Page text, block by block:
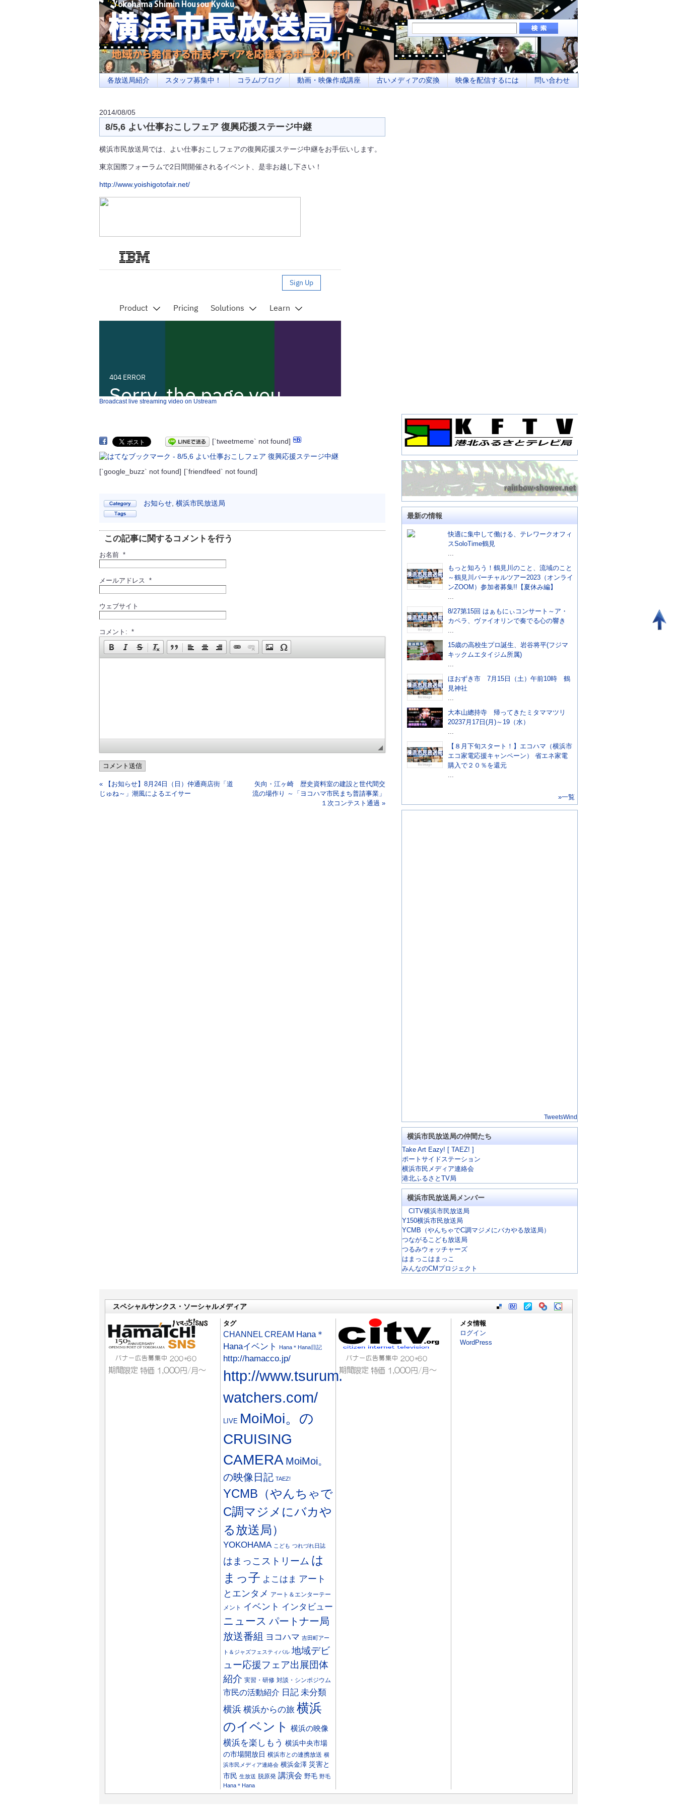
横浜の地域メディア、地域・市民・放送局・メディアを応援するポータルサイト あなたの街のイベント告知、若者参加への取り組み、地域メディアとしてのネットワーク化
を目指します
各放送局紹介 スタッフ募集中！ コラム/ブログ 動画・映像作成講座 古いメディアの変換 映像を配信するには 問い合わせ
2014/08/05
8/5,6 よい仕事おこしフェア 復興応援ステージ中継
横浜市民放送局では、よい仕事おこしフェアの復興応援ステージ中継をお手伝いします。
東京国際フォーラムで2日間開催されるイベント、是非お越し下さい！
http://www.yoishigotofair.net/
Broadcast live streaming video on Ustream
[`tweetmeme` not found]
[`google_buzz` not found] [`friendfeed` not found]
お知らせ 横浜市民放送局
この記事に関するコメントを行う
お名前 *
メールアドレス *
ウェブサイト
コメント: *
コメント送信
« 【お知らせ】8月24日（日）仲通商店街「道
じゅね～」潮風によるエイサー
矢向・江ヶ崎 歴史資料室の建設と世代間交
流の場作り ～「ヨコハマ市民まち普請事業」
１次コンテスト通過 »
最新の情報
快適に集中して働ける、テレワークオフィ
スSoloTime鶴見
...
もっと知ろう！鶴見川のこと、流域のこと
～鶴見川バーチャルツアー2023（オンライ
ンZOOM）参加者募集!!【夏休み編】
...
8/27第15回 はぁもにぃコンサート～ア・
カペラ、ヴァイオリンで奏でる心の響き
...
15歳の高校生プロ誕生、岩谷将平(フジマ
キックムエタイジム所属)
...
ほおずき市 7月15日（土）午前10時 鶴
見神社
...
大本山總持寺 帰ってきたミタママツリ
20237月17日(月)～19（水）
...
【８月下旬スタート！】エコハマ（横浜市
エコ家電応援キャンペーン） 省エネ家電
購入で２０％を還元
...
»一覧
TweetsWind
横浜市民放送局の仲間たち
Take Art Eazy! [ TAEZ! ]
ポートサイドステーション
横浜市民メディア連絡会
港北ふるさとTV局
横浜市民放送局メンバー
CITV横浜市民放送局
Y150横浜市民放送局
YCMB（やんちゃでC調マジメにバカやる放送局）
つながるこども放送局
つるみウォッチャーズ
はまっこはまっこ
みんなのCMプロジェクト
スペシャルサンクス・ソーシャルメディア
タグ
CHANNEL CREAM Hana＊
Hanaイベント
Hana＊Hana日記
http://hamacco.jp/
http://www.tsurumi-
watchers.com/
LIVE MoiMoi。の
CRUISING
CAMERA MoiMoi。
の映像日記 TAEZ!
YCMB（やんちゃで
C調マジメにバカや
る放送局）
YOKOHAMA こども つれづれ日誌
はまっこストリーム は
まっ子 よこはま アート
とエンタメ アート＆エンターテー
メント
イベント インタビュー
ニュース パートナー局
放送番組 ヨコハマ 吉田町アー
ト＆ジャズフェスティバル 地域デビ
ュー応援フェア出展団体
紹介 実習・研修 対談・シンポジウム
市民の活動紹介 日記 未分類
横浜 横浜からの旅 横浜
のイベント
横浜の映像
横浜を楽しもう 横浜中央市場
の市場開放日 横浜市との連携放送 横
浜市民メディア連絡会 横浜金澤 災害と
市民 生放送 脱原発 講演会 野毛 野毛
Hana＊Hana
メタ情報
ログイン
WordPress